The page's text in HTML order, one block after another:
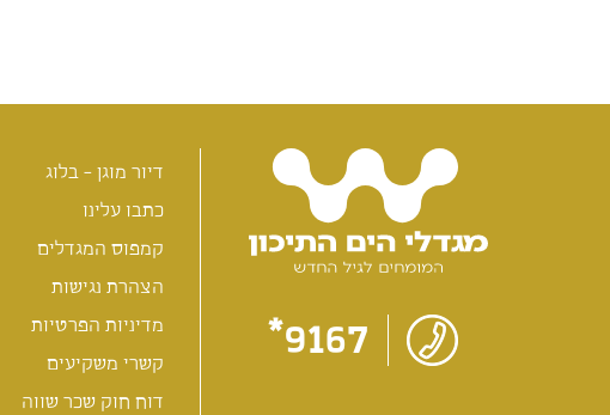
9167*
דיור מוגן - בלוג
כתבו עלינו
קמפוס המגדלים
הצהרת נגישות
מדיניות הפרטיות
קשרי משקיעים
דוח חוק שכר שווה